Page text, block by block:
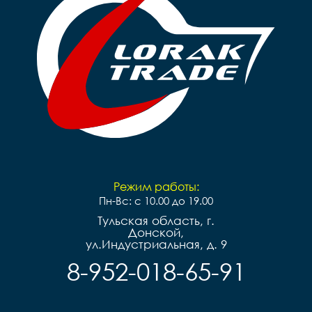
Руль		steel
Грипсы		цветные
Седло		детское на
пружинах
Педали		Пластиковые
Подседельный штырь
сталь
Вес		9.7 кг
пружинах
Подседельный
Режим работы:
Пн-Вс: с 10.00 до 19.00
Тульская область, г.
Донской,
ул.Индустриальная, д. 9
8-952-018-65-91